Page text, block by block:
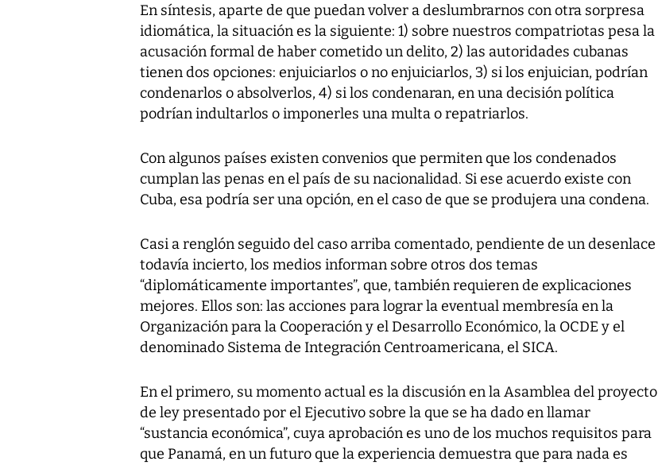
En síntesis, aparte de que puedan volver a deslumbrarnos con otra sorpresa
idiomática, la situación es la siguiente: 1) sobre nuestros compatriotas pesa la
acusación formal de haber cometido un delito, 2) las autoridades cubanas
tienen dos opciones: enjuiciarlos o no enjuiciarlos, 3) si los enjuician, podrían
condenarlos o absolverlos, 4) si los condenaran, en una decisión política
podrían indultarlos o imponerles una multa o repatriarlos.
Con algunos países existen convenios que permiten que los condenados
cumplan las penas en el país de su nacionalidad. Si ese acuerdo existe con
Cuba, esa podría ser una opción, en el caso de que se produjera una condena.
Casi a renglón seguido del caso arriba comentado, pendiente de un desenlace
todavía incierto, los medios informan sobre otros dos temas
“diplomáticamente importantes”, que, también requieren de explicaciones
mejores. Ellos son: las acciones para lograr la eventual membresía en la
Organización para la Cooperación y el Desarrollo Económico, la OCDE y el
denominado Sistema de Integración Centroamericana, el SICA.
En el primero, su momento actual es la discusión en la Asamblea del proyecto
de ley presentado por el Ejecutivo sobre la que se ha dado en llamar
“sustancia económica”, cuya aprobación es uno de los muchos requisitos para
que Panamá, en un futuro que la experiencia demuestra que para nada es